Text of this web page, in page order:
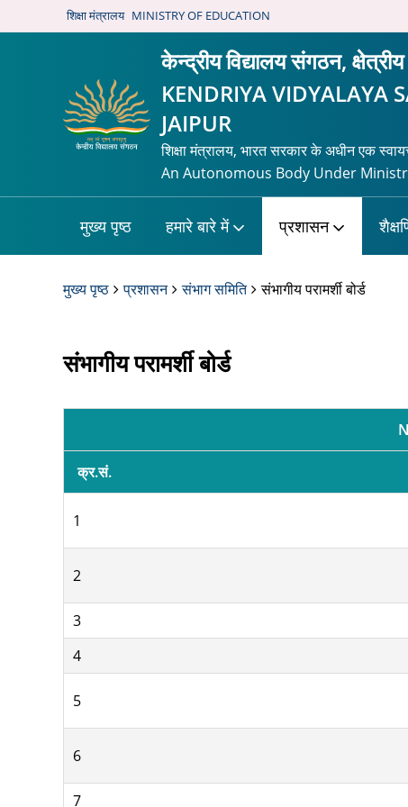
शिक्षा मंत्रालय MINISTRY OF EDUCATION
केन्द्रीय विद्यालय संगठन,
KENDRIYA VIDYALAYA
JAIPUR
शिक्षा मंत्रालय, भारत सरकार के अधीन एक
An Autonomous Body Under
मुख्य पृष्ठ हमारे बारे में प्रशासन
मुख्य पृष्ठ प्रशासन संभाग समिति संभागीय परामर्शी बोर्ड
संभागीय परामर्शी बोर्ड
क्र.सं.
1
2
3
4
5
6
7